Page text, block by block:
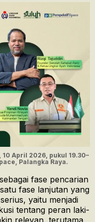
April 2026, pukul 19.30–
Palangka Raya.
fase pencarian
fase lanjutan yang
yaitu menjadi
tentang peran laki-